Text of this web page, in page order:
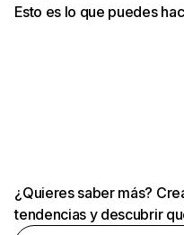
Esto es lo que puedes
¿Quieres saber más?
tendencias y descubrir